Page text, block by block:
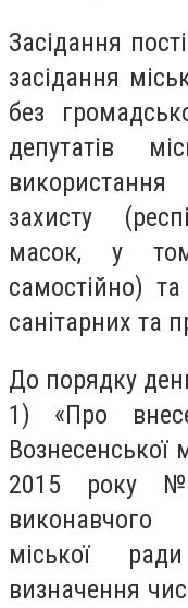
Засідання
засідання
без
депутатів
використання
захисту
масок, у
самостійно)
санітарних та
До порядку
1) «Про
Вознесенської
2015 року
виконавчого
міської
визначення